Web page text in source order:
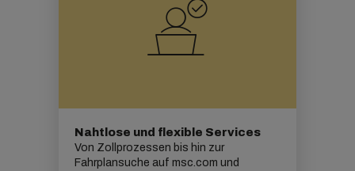
Nahtlose und flexible Services
Von Zollprozessen bis hin zur
Fahrplansuche auf msc.com und